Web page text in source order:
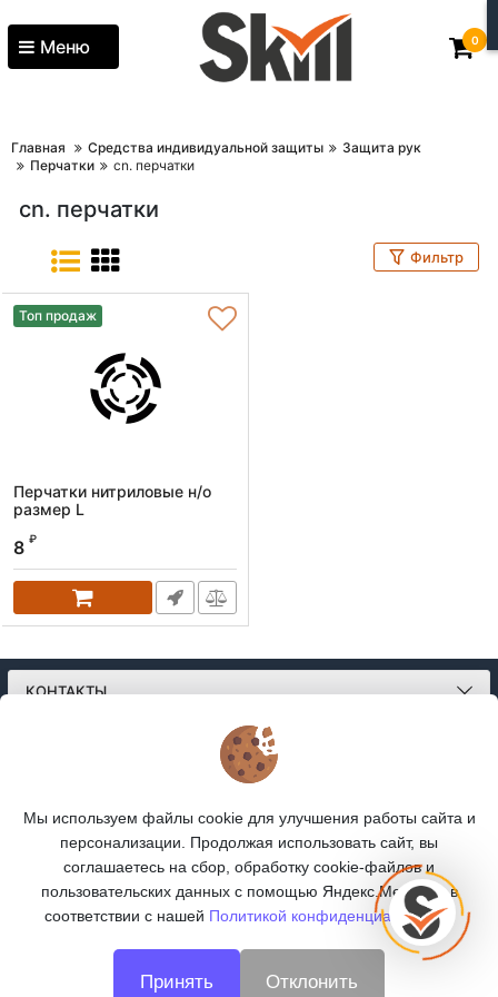
Меню 0
Главная Средства индивидуальной защиты
Защита рук
Перчатки
cn. перчатки
cn. перчатки
Фильтр
Топ продаж
Перчатки нитриловые н/о
размер L
8 ₽
КОНТАКТЫ
ПОДПИСКА
Мы используем файлы cookie для улучшения работы сайта и
персонализации. Продолжая использовать сайт, вы
соглашаетесь на сбор, обработку cookie-файлов и
пользовательских данных с помощью Яндекс.Метрика, в
соответствии с нашей Политикой конфиденциальности.
Принять Отклонить